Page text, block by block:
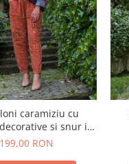
caramiziu cu
si snur in
talie
199,00 RON